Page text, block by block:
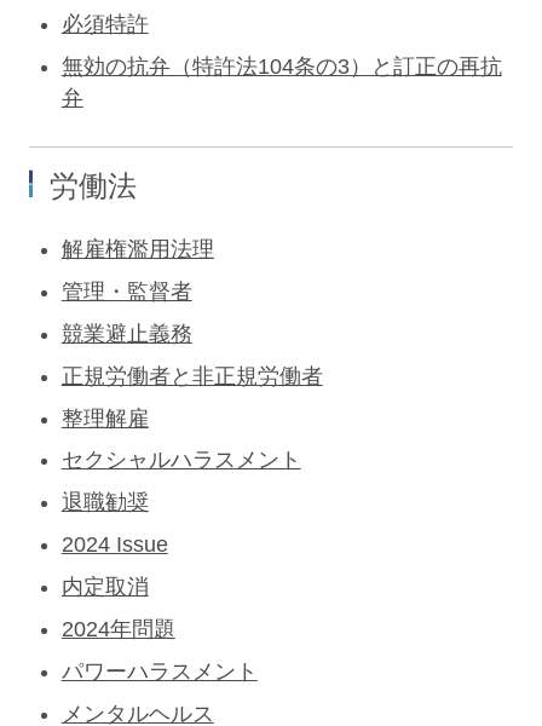
必須特許
無効の抗弁（特許法104条の3）と訂正の再抗
弁
労働法
解雇権濫用法理
管理・監督者
競業避止義務
正規労働者と非正規労働者
整理解雇
セクシャルハラスメント
退職勧奨
2024 Issue
内定取消
2024年問題
パワーハラスメント
メンタルヘルス